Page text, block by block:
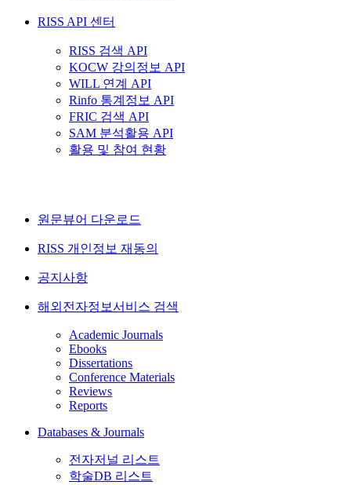
RISS API 센터
RISS 검색 API
KOCW 강의정보 API
WILL 연계 API
Rinfo 통계정보 API
FRIC 검색 API
SAM 분석활용 API
활용 및 참여 현황
원문뷰어 다운로드
RISS 개인정보 재동의
공지사항
해외전자정보서비스 검색
Academic Journals
Ebooks
Dissertations
Conference Materials
Reviews
Reports
Databases & Journals
전자저널 리스트
학술DB 리스트